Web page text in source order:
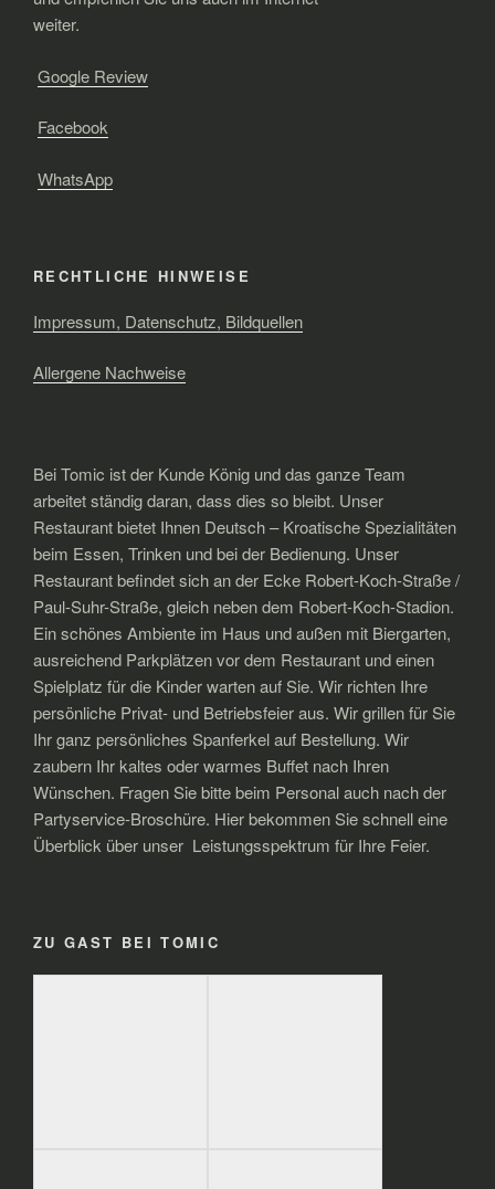
weiter.
Google Review
Facebook
WhatsApp
RECHTLICHE HINWEISE
Impressum, Datenschutz, Bildquellen
Allergene Nachweise
Bei Tomic ist der Kunde König und das ganze Team
arbeitet ständig daran, dass dies so bleibt. Unser
Restaurant bietet Ihnen Deutsch – Kroatische Spezialitäten
beim Essen, Trinken und bei der Bedienung. Unser
Restaurant befindet sich an der Ecke Robert-Koch-Straße /
Paul-Suhr-Straße, gleich neben dem Robert-Koch-Stadion.
Ein schönes Ambiente im Haus und außen mit Biergarten,
ausreichend Parkplätzen vor dem Restaurant und einen
Spielplatz für die Kinder warten auf Sie. Wir richten Ihre
persönliche Privat- und Betriebsfeier aus. Wir grillen für Sie
Ihr ganz persönliches Spanferkel auf Bestellung. Wir
zaubern Ihr kaltes oder warmes Buffet nach Ihren
Wünschen. Fragen Sie bitte beim Personal auch nach der
Partyservice-Broschüre. Hier bekommen Sie schnell eine
Überblick über unser Leistungsspektrum für Ihre Feier.
ZU GAST BEI TOMIC